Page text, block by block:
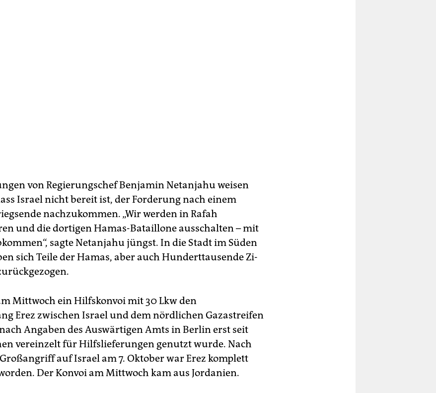
von Regierungschef Benjamin Netanjahu weisen
Israel nicht bereit ist, der Forderung nach einem
nachzukommen. „Wir werden in Rafah
und die dortigen Hamas-Bataillone ausschalten – mit
sagte Netanjahu jüngst. In die Stadt im Süden
sich Teile der Hamas, aber auch Hunderttausende Zi­
Mittwoch ein Hilfskonvoi mit 30 Lkw den
Erez zwischen Israel und dem nördlichen Gazastreifen
Angaben des Auswärtigen Amts in Berlin erst seit
vereinzelt für Hilfslieferungen genutzt wurde. Nach
auf Israel am 7. Oktober war Erez komplett
Der Konvoi am Mittwoch kam aus Jordanien.